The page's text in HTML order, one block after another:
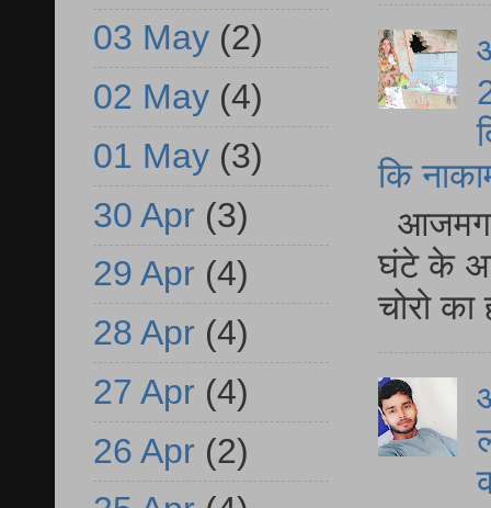
कि
घंटे के
चोरो
03 May (2)
02 May (4)
01 May (3)
30 Apr (3)
29 Apr (4)
28 Apr (4)
27 Apr (4)
26 Apr (2)